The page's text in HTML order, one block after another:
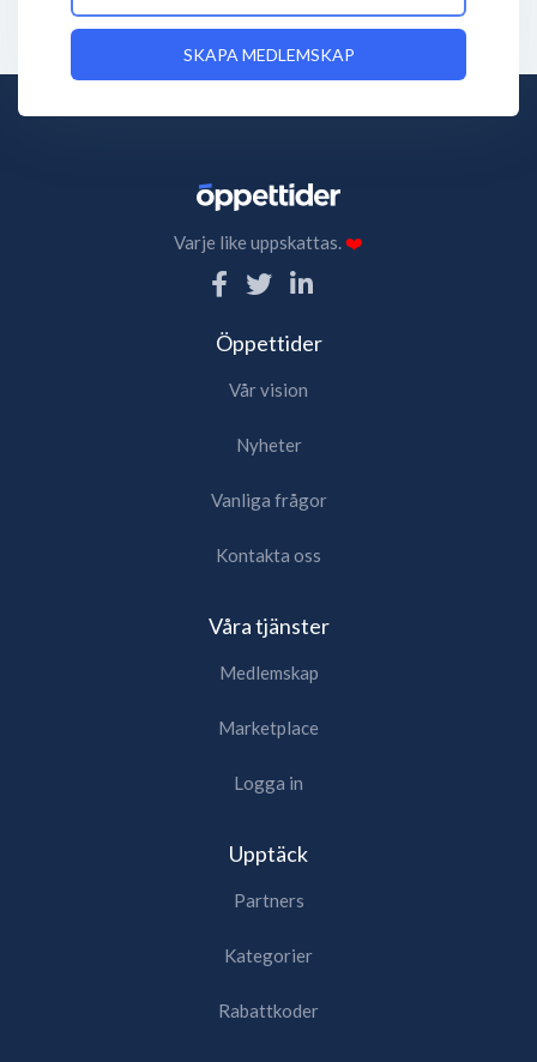
SKAPA MEDLEMSKAP
Varje like uppskattas.❤️
Öppettider
Vår vision
Nyheter
Vanliga frågor
Kontakta oss
Våra tjänster
Medlemskap
Marketplace
Logga in
Upptäck
Partners
Kategorier
Rabattkoder